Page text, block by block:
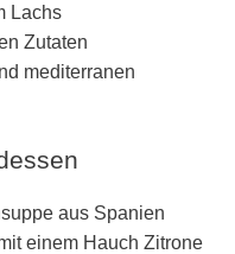
Lachs
Zutaten
mediterranen
aus Spanien
einem Hauch Zitrone